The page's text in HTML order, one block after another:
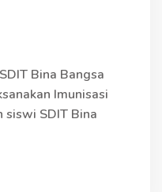
Bina Bangsa
Imunisasi
siswi SDIT Bina